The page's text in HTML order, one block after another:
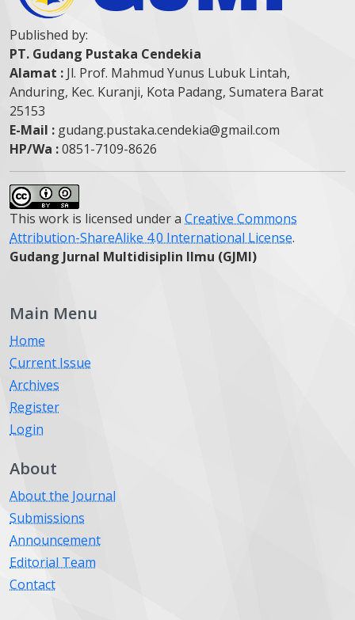
Published by:
PT. Gudang Pustaka Cendekia
Alamat : Jl. Prof. Mahmud Yunus Lubuk Lintah,
Anduring, Kec. Kuranji, Kota Padang, Sumatera Barat
25153
E-Mail : gudang.pustaka.cendekia@gmail.com
HP/Wa :0851-7109-8626
This work is licensed under a Creative Commons
Attribution-ShareAlike 4.0 International License.
Gudang Jurnal Multidisiplin Ilmu (GJMI)
Main Menu
Home
Current Issue
Archives
Register
Login
About
About the Journal
Submissions
Announcement
Editorial Team
Contact